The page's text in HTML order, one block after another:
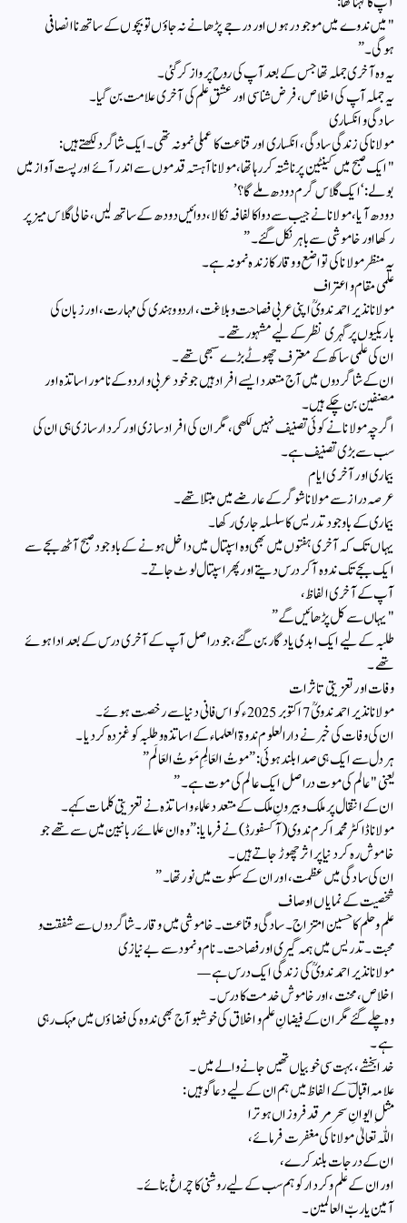
"میں ندوے میں موجود رہوں اور درجے پڑھانے نہ جاؤں تو بچوں کے ساتھ ناانصافی
ہوگی۔”
یہ وہ آخری جملہ تھا جس کے بعد آپ کی روح پرواز کر گئی۔
یہ جملہ آپ کی اخلاص، فرض شناسی اور عشقِ علم کی آخری علامت بن گیا۔
سادگی و انکساری
مولانا کی زندگی سادگی، انکساری اور قناعت کا عملی نمونہ تھی۔ایک شاگرد لکھتے ہیں:
"ایک صبح میں کینٹین پر ناشتہ کر رہا تھا، مولانا آہستہ قدموں سے اندر آئے اور پست آواز میں
بولے: ‘ایک گلاس گرم دودھ ملے گا؟’
دودھ آیا، مولانا نے جیب سے دوا کا لفافہ نکالا، دوائیں دودھ کے ساتھ لیں، خالی گلاس میز پر
رکھا اور خاموشی سے باہر نکل گئے۔”
یہ منظر مولانا کی تواضع و وقار کا زندہ نمونہ ہے۔
علمی مقام و اعتراف
مولانا نذیر احمد ندویؒ اپنی عربی فصاحت و بلاغت، اردو و ہندی کی مہارت، اور زبان کی
باریکیوں پر گہری نظر کے لیے مشہور تھے۔
ان کی علمی ساکھ کے معترف چھوٹے بڑے سبھی تھے۔
ان کے شاگردوں میں آج متعدد ایسے افراد ہیں جو خود عربی و اردو کے نامور اساتذہ اور
مصنفین بن چکے ہیں۔
اگرچہ مولانا نے کوئی تصنیف نہیں لکھی، مگر ان کی افراد سازی اور کردار سازی ہی ان کی
سب سے بڑی تصنیف ہے۔
بیماری اور آخری ایام
عرصہ دراز سے مولانا شوگر کے عارضے میں مبتلا تھے۔
بیماری کے باوجود تدریس کا سلسلہ جاری رکھا۔
یہاں تک کہ آخری ہفتوں میں بھی وہ اسپتال میں داخل ہونے کے باوجود صبح آٹھ بجے سے
ایک بجے تک ندوہ آ کر درس دیتے اور پھر اسپتال لوٹ جاتے۔
آپ کے آخری الفاظ،
"یہاں سے کل پڑھائیں گے”
طلبہ کے لیے ایک ابدی یادگار بن گئے، جو دراصل آپ کے آخری درس کے بعد ادا ہوئے
تھے۔
وفات اور تعزیتی تاثرات
مولانا نذیر احمد ندویؒ 7 اکتوبر 2025ء کو اس فانی دنیا سے رخصت ہوئے۔
ان کی وفات کی خبر نے دارالعلوم ندوۃ العلماء کے اساتذہ و طلبہ کو غمزدہ کر دیا۔
ہر دل سے ایک ہی صدا بلند ہوئی:”موتُ العَالِمِ مَوتُ العَالَم”
یعنی "عالم کی موت دراصل ایک عالم کی موت ہے۔”
ان کے انتقال پر ملک و بیرونِ ملک کے متعدد علماء و اساتذہ نے تعزیتی کلمات کہے۔
مولانا ڈاکٹر محمد اکرم ندوی (آکسفورڈ) نے فرمایا:”وہ ان علمائے ربانیین میں سے تھے جو
خاموش رہ کر دنیا پر اثر چھوڑ جاتے ہیں۔
ان کی سادگی میں عظمت، اور ان کے سکوت میں نور تھا۔”
شخصیت کے نمایاں اوصاف
علم و حلم کا حسین امتزاج۔سادگی و قناعت۔خاموشی میں وقار۔شاگردوں سے شفقت و
محبت۔تدریس میں ہمہ گیری اور فصاحت۔نام و نمود سے بےنیازی
مولانا نذیر احمد ندویؒ کی زندگی ایک درس ہے —
اخلاص، محنت، اور خاموش خدمت کا درس۔
وہ چلے گئے مگر ان کے فیضانِ علم و اخلاق کی خوشبو آج بھی ندوہ کی فضاؤں میں مہک رہی
ہے۔
خدا بخشے، بہت سی خوبیاں تھیں جانے والے میں۔
علامہ اقبالؔ کے الفاظ میں ہم ان کے لیے دعاگو ہیں:
مثلِ ایوانِ سحر مرقد فروزاں ہو ترا
اللّٰہ تعالیٰ مولانا کی مغفرت فرمائے،
ان کے درجات بلند کرے،
اور ان کے علم و کردار کو ہم سب کے لیے روشنی کا چراغ بنائے۔
آمین یا ربّ العالمین۔